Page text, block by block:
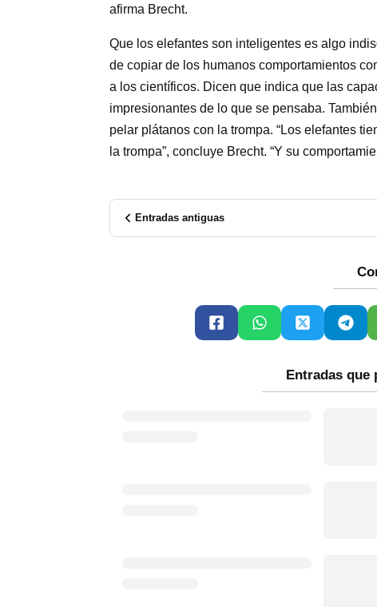
afirma Brecht.
Que los elefantes son inteligentes es algo
de copiar de los humanos comportamientos
a los científicos. Dicen que indica que las
impresionantes de lo que se pensaba.
pelar plátanos con la trompa. “Los elefantes
la trompa”, concluye Brecht. “Y su
Entradas antiguas
Entradas que